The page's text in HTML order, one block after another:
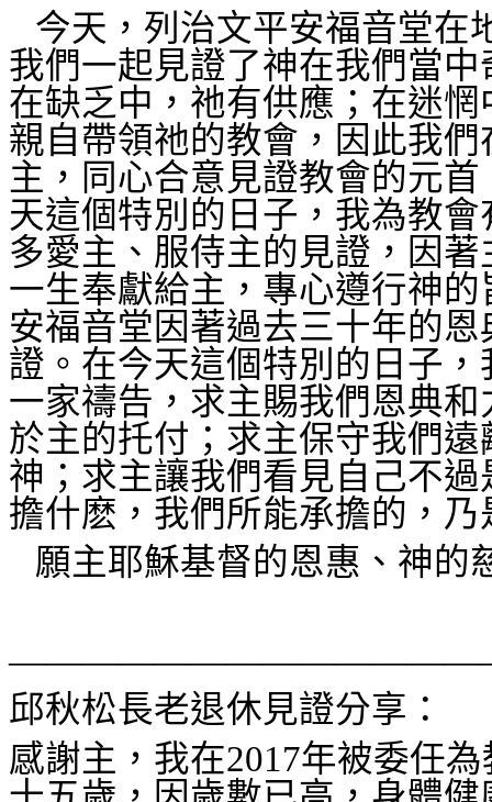
今天，列治文平安福音堂在
我們一起見證了神在我們當
在缺乏中，祂有供應；在迷
親自帶領祂的教會，因此我
主，同心合意見證教會的元
天這個特別的日子，我為教
多愛主、服侍主的見證，因
一生奉獻給主，專心遵行神
安福音堂因著過去三十年的
證。在今天這個特別的日子
一家禱告，求主賜我們恩典
於主的托付；求主保守我們
神；求主讓我們看見自己不
擔什麽，我們所能承擔的，乃
願主耶穌基督的恩惠、神的
邱秋松長老退休見證分享：
感謝主，我在2017年被委任